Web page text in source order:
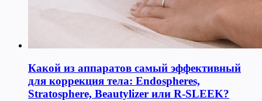
Какой из аппаратов самый эффективный
для коррекция тела: Endospheres,
Stratosphere, Beautylizer или R-SLEEK?